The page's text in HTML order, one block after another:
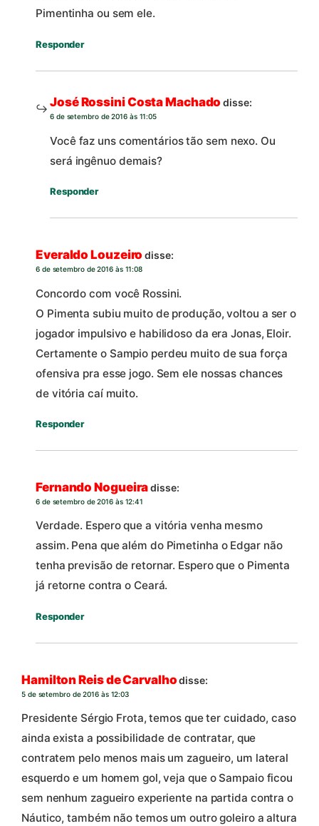
Pimentinha ou sem ele.
Responder
José Rossini Costa Machado disse:
6 de setembro de 2016 às 11:05
Você faz uns comentários tão sem nexo. Ou
será ingênuo demais?
Responder
Everaldo Louzeiro disse:
6 de setembro de 2016 às 11:08
Concordo com você Rossini.
O Pimenta subiu muito de produção, voltou a ser o
jogador impulsivo e habilidoso da era Jonas, Eloir.
Certamente o Sampio perdeu muito de sua força
ofensiva pra esse jogo. Sem ele nossas chances
de vitória caí muito.
Responder
Fernando Nogueiradisse:
6 de setembro de 2016 às 12:41
Verdade. Espero que a vitória venha mesmo
assim. Pena que além do Pimetinha o Edgar não
tenha previsão de retornar. Espero que o Pimenta
já retorne contra o Ceará.
Responder
Hamilton Reis de Carvalho disse:
5 de setembro de 2016 às 12:03
Presidente Sérgio Frota, temos que ter cuidado, caso
ainda exista a possibilidade de contratar, que
contratem pelo menos mais um zagueiro, um lateral
esquerdo e um homem gol, veja que o Sampaio ficou
sem nenhum zagueiro experiente na partida contra o
Náutico, também não temos um outro goleiro a altura